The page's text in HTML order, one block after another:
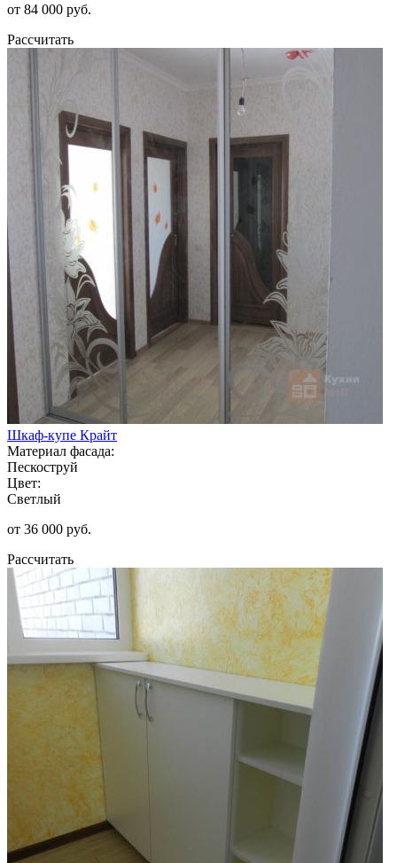
от 84 000 руб.
Рассчитать
Шкаф-купе Крайт
Материал фасада:
Пескоструй
Цвет:
Светлый
от 36 000 руб.
Рассчитать